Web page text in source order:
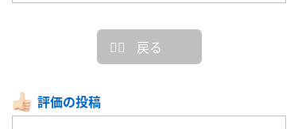
戻る
評価の投稿